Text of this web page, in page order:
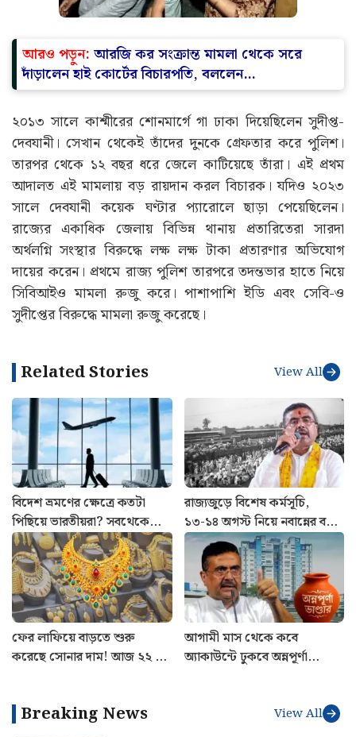
আরও পড়ুন: আরজি কর সংক্রান্ত মামলা থেকে সরে
দাঁড়ালেন হাই কোর্টের বিচারপতি, বললেন…
২০১৩ সালে কাশ্মীরের শোনমার্গে গা ঢাকা দিয়েছিলেন সুদীপ্ত-
দেবযানী। সেখান থেকেই তাঁদের দুনকে গ্রেফতার করে পুলিশ।
তারপর থেকে ১২ বছর ধরে জেলে কাটিয়েছে তাঁরা। এই প্রথম
আদালত এই মামলায় বড় রায়দান করল বিচারক। যদিও ২০২৩
সালে দেবযানী কয়েক ঘণ্টার প্যারোলে ছাড়া পেয়েছিলেন।
রাজ্যের একাধিক জেলায় বিভিন্ন থানায় প্রতারিতেরা সারদা
অর্থলগ্নি সংস্থার বিরুদ্ধে লক্ষ লক্ষ টাকা প্রতারণার অভিযোগ
দায়ের করেন। প্রথমে রাজ্য পুলিশ তারপরে তদন্তভার হাতে নিয়ে
সিবিআইও মামলা রুজু করে। পাশাপাশি ইডি এবং সেবি-ও
সুদীপ্তের বিরুদ্ধে মামলা রুজু করেছে।
Related Stories View All
বিদেশ ভ্রমণের ক্ষেত্রে কতটা
পিছিয়ে ভারতীয়রা? সবথেকে
এগিয়ে কারা? সামনে এল
চমকপ্রদ তথ্য
রাজ্যজুড়ে বিশেষ কর্মসূচি,
১৩-১৪ অগস্ট নিয়ে নবান্নের বড়
নির্দেশ
ফের লাফিয়ে বাড়তে শুরু
করেছে সোনার দাম! আজ ২২ ও
আগামী মাস থেকে কবে
অ্যাকাউন্টে ঢুকবে অন্নপূর্ণা
Breaking News View All